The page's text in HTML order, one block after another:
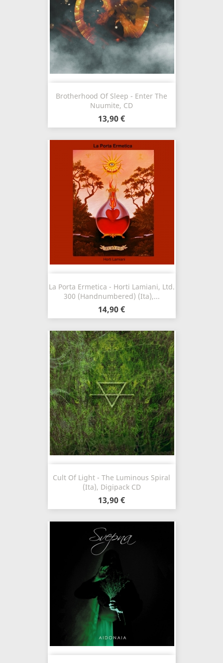
Brotherhood Of Sleep - Enter The
Nuumite, CD
13,90 €
La Porta Ermetica - Horti Lamiani, Ltd.
300 (Handnumbered) (Ita),...
14,90 €
Cult Of Light - The Luminous Spiral
(Ita), Digipack CD
13,90 €